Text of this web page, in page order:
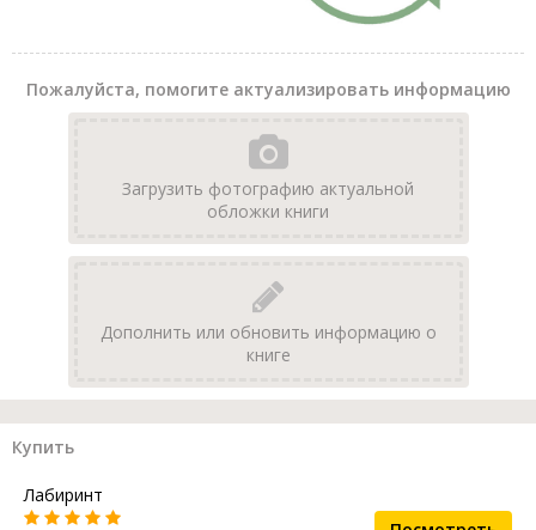
Пожалуйста, помогите актуализировать информацию
Загрузить фотографию актуальной
обложки книги
Дополнить или обновить информацию о
книге
Купить
Лабиринт